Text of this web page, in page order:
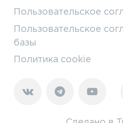
Пользовательское
Пользовательское
базы
Политика cookie